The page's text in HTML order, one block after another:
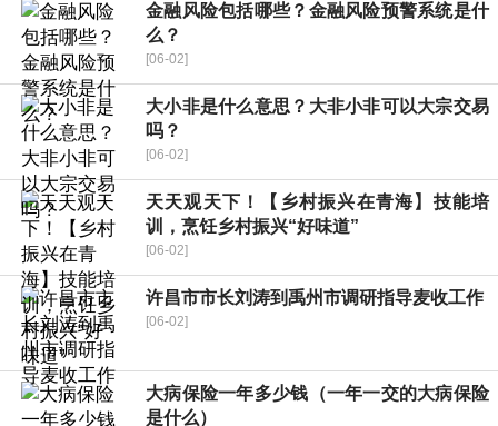
金融风险包括哪些？金融风险预警系统是什
么？
[06-02]
大小非是什么意思？大非小非可以大宗交易
吗？
[06-02]
天天观天下！【乡村振兴在青海】技能培
训，烹饪乡村振兴“好味道”
[06-02]
许昌市市长刘涛到禹州市调研指导麦收工作
[06-02]
大病保险一年多少钱（一年一交的大病保险
是什么）